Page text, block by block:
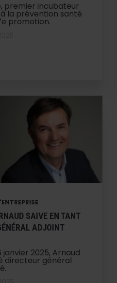
premier incubateur
la prévention santé
promotion.
SAIVE EN TANT
ADJOINT
2025, Arnaud
directeur général